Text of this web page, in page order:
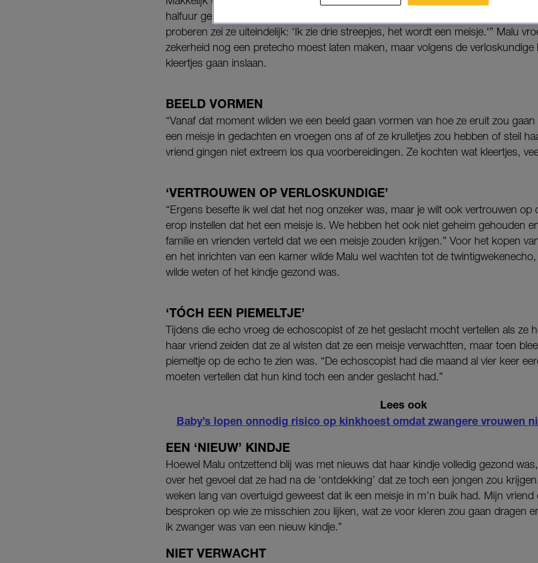
halfuur gelegen, want de verloskundige kon niet goed tussen de beentjes kijken.
proberen zei ze uiteindelijk: ‘Ik zie drie streepjes, het wordt een meisje.'” Malu
zekerheid nog een pretecho moest laten maken, maar volgens de verloskundige
kleertjes gaan inslaan.
BEELD VORMEN
“Vanaf dat moment wilden we een beeld gaan vormen van hoe ze eruit zou
een meisje in gedachten en vroegen ons af of ze krulletjes zou hebben of steil
vriend gingen niet extreem los qua voorbereidingen. Ze kochten wat kleertjes,
‘VERTROUWEN OP VERLOSKUNDIGE’
“Ergens besefte ik wel dat het nog onzeker was, maar je wilt ook vertrouwen op
erop instellen dat het een meisje is. We hebben het ook niet geheim gehouden
familie en vrienden verteld dat we een meisje zouden krijgen.” Voor het kopen
en het inrichten van een kamer wilde Malu wel wachten tot de
wilde weten of het kindje gezond was.
‘TÓCH EEN PIEMELTJE’
Tijdens die echo vroeg de echoscopist of ze het geslacht mocht vertellen als ze
haar vriend zeiden dat ze al wisten dat ze een meisje verwachtten, maar toen
piemeltje op de echo te zien was. “De echoscopist had die maand al vier keer
moeten vertellen dat hun kind toch een ander geslacht had.”
Lees ook
Baby’s lopen onnodig risico op kinkhoest omdat zwangere vrouwen
EEN ‘NIEUW’ KINDJE
Hoewel Malu ontzettend blij was met nieuws dat haar kindje volledig gezond
over het gevoel dat ze had na de ‘ontdekking’ dat ze toch een jongen zou
weken lang van overtuigd geweest dat ik een meisje in m’n buik had. Mijn vriend
besproken op wie ze misschien zou lijken, wat ze voor kleren zou gaan dragen
ik zwanger was van een nieuw kindje.”
NIET VERWACHT